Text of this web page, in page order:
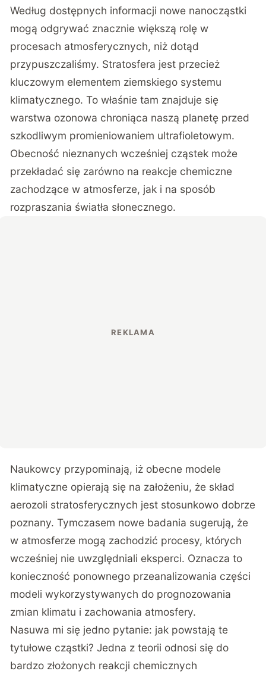
Według dostępnych informacji nowe nanocząstki
mogą odgrywać znacznie większą rolę w
procesach atmosferycznych, niż dotąd
przypuszczaliśmy. Stratosfera jest przecież
kluczowym elementem ziemskiego systemu
klimatycznego. To właśnie tam znajduje się
warstwa ozonowa chroniąca naszą planetę przed
szkodliwym promieniowaniem ultrafioletowym.
Obecność nieznanych wcześniej cząstek może
przekładać się zarówno na reakcje chemiczne
zachodzące w atmosferze, jak i na sposób
rozpraszania światła słonecznego.
Naukowcy przypominają, iż obecne modele
klimatyczne opierają się na założeniu, że skład
aerozoli stratosferycznych jest stosunkowo dobrze
poznany. Tymczasem nowe badania sugerują, że
w atmosferze mogą zachodzić procesy, których
wcześniej nie uwzględniali eksperci. Oznacza to
konieczność ponownego przeanalizowania części
modeli wykorzystywanych do prognozowania
zmian klimatu i zachowania atmosfery.
Nasuwa mi się jedno pytanie: jak powstają te
tytułowe cząstki? Jedna z teorii odnosi się do
bardzo złożonych reakcji chemicznych